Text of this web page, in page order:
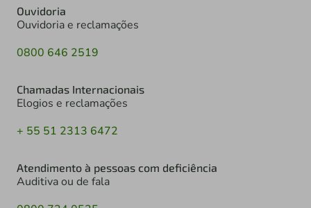
Ouvidoria
Ouvidoria e reclamações
0800 646 2519
Chamadas Internacionais
Elogios e reclamações
+ 55 51 2313 6472
Atendimento à pessoas com deficiência
Auditiva ou de fala